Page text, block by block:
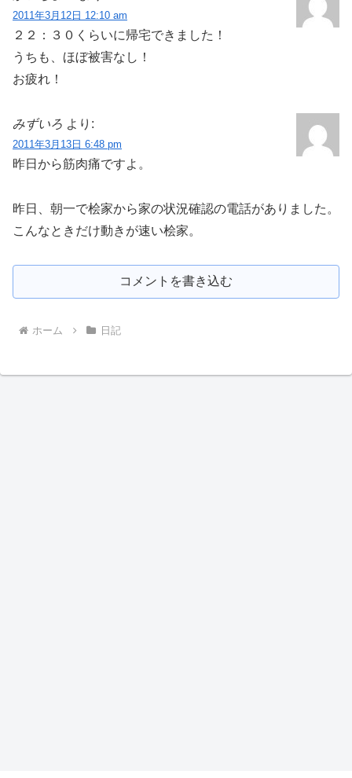
2011年3月12日 12:10 am
２２：３０くらいに帰宅できました！
うちも、ほぼ被害なし！
お疲れ！
みずいろ より:
2011年3月13日 6:48 pm
昨日から筋肉痛ですよ。
昨日、朝一で桧家から家の状況確認の電話がありました。
こんなときだけ動きが速い桧家。
コメントを書き込む
ホーム 日記